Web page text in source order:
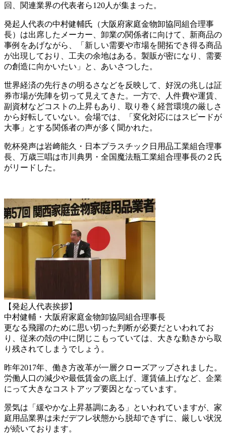
回、関連業界の代表者ら120人が集まった。
発起人代表の中村健輔氏（大阪府家庭金物卸協同組合理事
長）は出席したメーカー、卸業の関係者に向けて、新商品の
事例をあげながら、「新しい需要や市場を開拓でき得る商品
が出現しており、工夫の余地はある。製販が密になり、需要
の創造に向かいたい」と、あいさつした。
世界経済の先行きの明るさなどを反映して、好況の兆しは証
券市場が先陣を切って見えてきた。一方で、人件費や運賃、
副資材などコストの上昇もあり、取り巻く経営環境の厳しさ
から好転していない。会場では、「変化対応にはスピードが
大事」とする関係者の声が多く聞かれた。
乾杯発声は岩﨑能久・日本プラスチック日用品工業組合理事
長、万歳三唱は市川典男・全国魔法瓶工業組合理事長の２氏
がリードした。
【発起人代表挨拶】
中村健輔・大阪府家庭金物卸協同組合理事長
更なる飛躍のために思い切った判断が必要だといわれてお
り、従来の殻の中に閉じこもっていては、大きな動きから取
り残されてしまうでしょう。
昨年2017年、働き方改革が一層クローズアップされました。
労働人口の減少や最低賃金の底上げ、運賃値上げなど、企業
にって大きなコストアップ要因となっています。
景気は「緩やかな上昇基調にある」といわれていますが、家
庭用品業界は未だデフレ状態から脱却できずに、厳しい状況
が続いております。